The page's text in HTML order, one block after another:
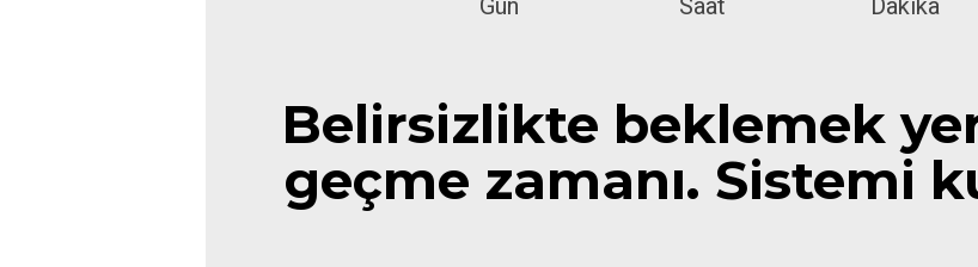
Belirsizlikte beklemek
geçme zamanı. Sistemi